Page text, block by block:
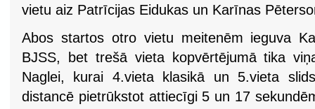
vietu aiz Patrīcijas Eidukas un Karīnas
Abos startos otro vietu meitenēm ieguva
BJSS, bet trešā vieta kopvērtējumā tika
Naglei, kurai 4.vieta klasikā un 5.vieta
distancē pietrūkstot attiecīgi 5 un 17